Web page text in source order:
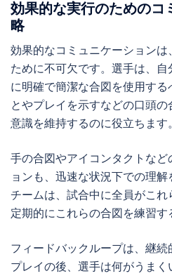
効果的な実行のためのコ
略
効果的なコミュニケーション
ために不可欠です。選手は、
に明確で簡潔な合図を使用す
とやプレイを示すなどの口頭
意識を維持するのに役立ちます。
手の合図やアイコンタクトな
ョンも、迅速な状況下での理解
チームは、試合中に全員がこれ
定期的にこれらの合図を練習す
フィードバックループは、継
プレイの後、選手は何がうま